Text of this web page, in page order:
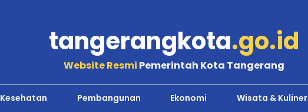
tangerangkota.go.id
Website Resmi Pemerintah Kota Tangerang
Kesehatan Pembangunan Ekonomi Wisata & Kuliner